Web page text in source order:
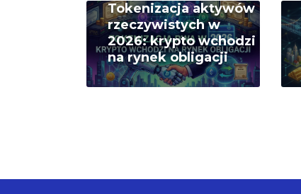
Tokenizacja aktywów
rzeczywistych w
2026: krypto wchodzi
na rynek obligacji